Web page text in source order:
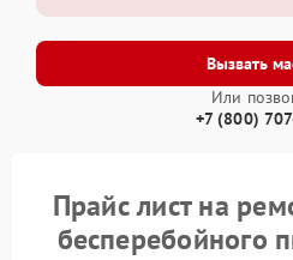
Вызвать
Или
+7 (800)
Прайс лист на
бесперебойного